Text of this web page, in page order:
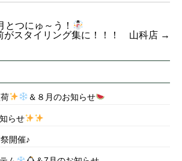
とつにゅ～う！
がスタイリング集に！！！ 山科店 →
＆８月のお知らせ
らせ
開催♪